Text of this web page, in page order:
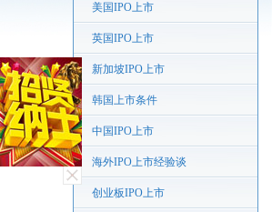
美国IPO上市
英国IPO上市
新加坡IPO上市
韩国上市条件
中国IPO上市
海外IPO上市经验谈
创业板IPO上市